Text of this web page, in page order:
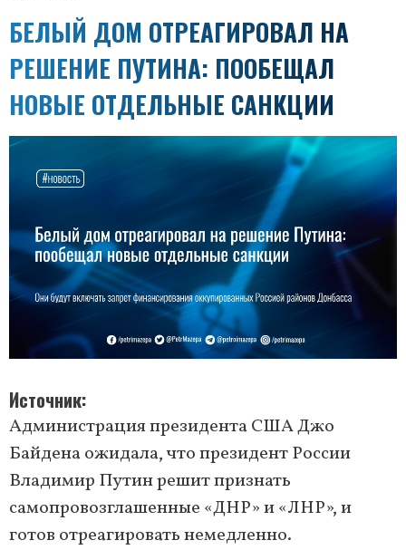
БЕЛЫЙ ДОМ ОТРЕАГИРОВАЛ НА
РЕШЕНИЕ ПУТИНА: ПООБЕЩАЛ
НОВЫЕ ОТДЕЛЬНЫЕ САНКЦИИ
Источник
Администрация президента США Джо
Байдена ожидала, что президент России
Владимир Путин решит признать
самопровозглашенные «ДНР» и «ЛНР», и
готов отреагировать немедленно.